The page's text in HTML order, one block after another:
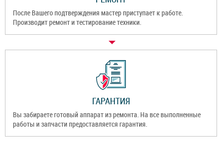
После Вашего подтверждения мастер приступает к работе.
Производит ремонт и тестирование техники.
ГАРАНТИЯ
Вы забираете готовый аппарат из ремонта. На все выполненные
работы и запчасти предоставляется гарантия.